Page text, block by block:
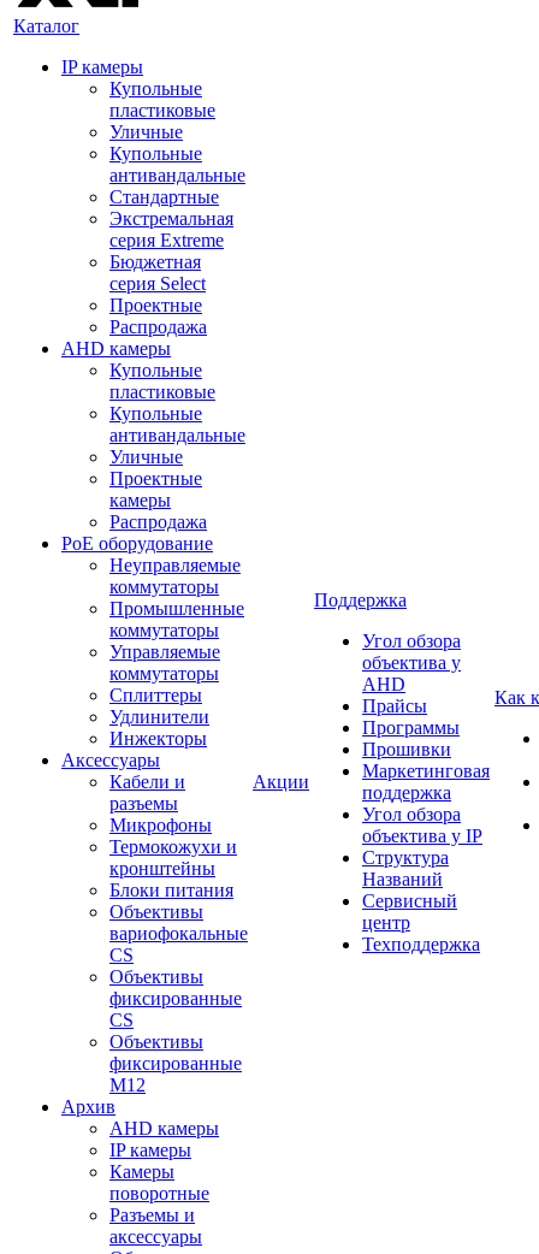
Каталог
IP камеры
Купольные
пластиковые
Уличные
Купольные
антивандальные
Стандартные
Экстремальная
серия Extreme
Бюджетная
серия Select
Проектные
Распродажа
AHD камеры
Купольные
пластиковые
Купольные
антивандальные
Уличные
Проектные
камеры
Распродажа
PoE оборудование
Неуправляемые
коммутаторы
Промышленные
коммутаторы
Управляемые
коммутаторы
Сплиттеры
Удлинители
Инжекторы
Аксессуары
Кабели и
разъемы
Микрофоны
Термокожухи и
кронштейны
Блоки питания
Объективы
вариофокальные
CS
Объективы
фиксированные
CS
Объективы
фиксированные
М12
Архив
AHD камеры
IP камеры
Камеры
поворотные
Разъемы и
аксессуары
Акции
Поддержка
Угол обзора
объектива у
AHD
Прайсы
Программы
Прошивки
Маркетинговая
поддержка
Угол обзора
объектива у IP
Структура
Названий
Сервисный
центр
Техподдержка
Как